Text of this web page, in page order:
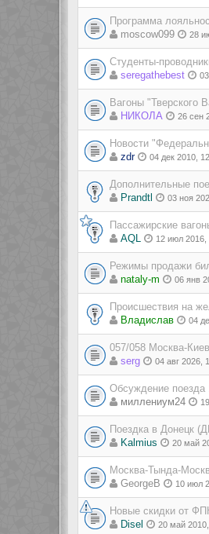
Программа
moscow099 28
Студенты-
seregathebest
Вагоны "Тверского
НИКОЛА 26 сен
Новости
zdr 04 дек 2010,
Дополнительные
Prandtl 03 ноя
Пассажирские
AQL 12 июл 2016,
Режимы продажи
nataly-m 06 янв
Происшествия на
Владиcлав 04
057/058 Москва-
serg
04 авг 2026,
Обсуждение поезда
миллениум24
Поездка в Донецк
Kalmius 20 май
Москва-Тында-
GeorgeB 10 июл
Новые скидки от
Disel 20 май